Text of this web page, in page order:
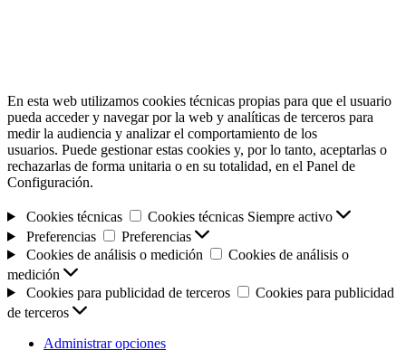
En esta web utilizamos cookies técnicas propias para que el usuario
pueda acceder y navegar por la web y analíticas de terceros para
medir la audiencia y analizar el comportamiento de los
usuarios. Puede gestionar estas cookies y, por lo tanto, aceptarlas o
rechazarlas de forma unitaria o en su totalidad, en el Panel de
Configuración.
Cookies técnicas Cookies técnicas Siempre activo
Preferencias
Preferencias
Cookies de análisis o medición
Cookies de análisis o
medición
Cookies para publicidad de terceros
Cookies para publicidad
de terceros
Administrar opciones